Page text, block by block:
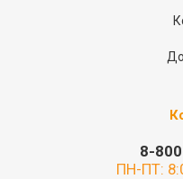
8-
ПН-ПТ: